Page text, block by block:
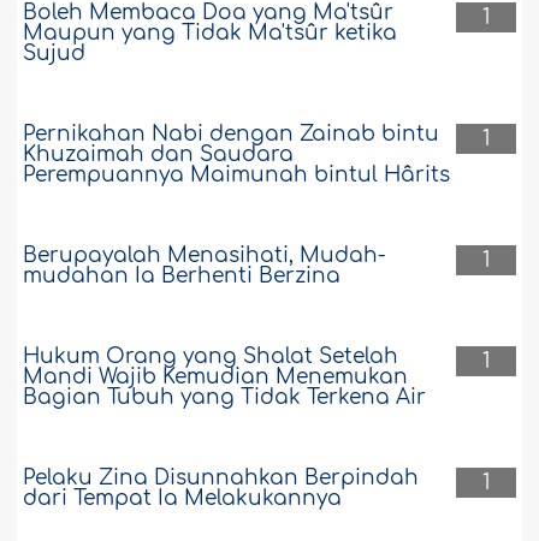
1
Boleh Membaca Doa yang Ma'tsûr
Maupun yang Tidak Ma'tsûr ketika
Sujud
1
Pernikahan Nabi dengan Zainab bintu
Khuzaimah dan Saudara
Perempuannya Maimunah bintul Hârits
1
Berupayalah Menasihati, Mudah-
mudahan Ia Berhenti Berzina
1
Hukum Orang yang Shalat Setelah
Mandi Wajib Kemudian Menemukan
Bagian Tubuh yang Tidak Terkena Air
1
Pelaku Zina Disunnahkan Berpindah
dari Tempat Ia Melakukannya